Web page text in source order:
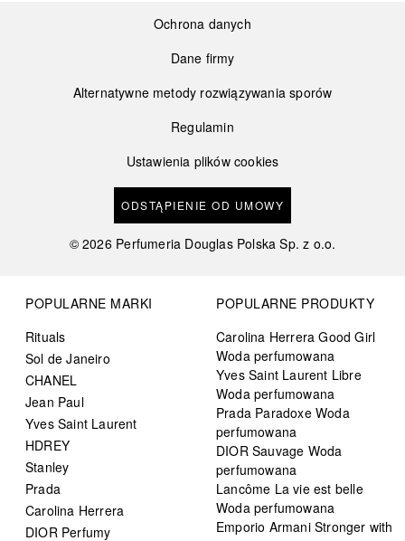
Ochrona danych
Dane firmy
Alternatywne metody rozwiązywania sporów
Regulamin
Ustawienia plików cookies
ODSTĄPIENIE OD UMOWY
©2026 Perfumeria Douglas Polska Sp. z o.o.
POPULARNE MARKI
Rituals
Sol de Janeiro
CHANEL
Jean Paul
Yves Saint Laurent
HDREY
Stanley
Prada
Carolina Herrera
DIOR Perfumy
POPULARNE PRODUKTY
Carolina Herrera Good Girl
Woda perfumowana
Yves Saint Laurent Libre
Woda perfumowana
Prada Paradoxe Woda
perfumowana
DIOR Sauvage Woda
perfumowana
Lancôme La vie est belle
Woda perfumowana
Emporio Armani Stronger with